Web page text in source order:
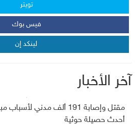
تويتر
فيس بوك
لينكد إن
آخر الأخبار
مقتل وإصابة 191 ألف مدني
أحدث حصيلة حوثية